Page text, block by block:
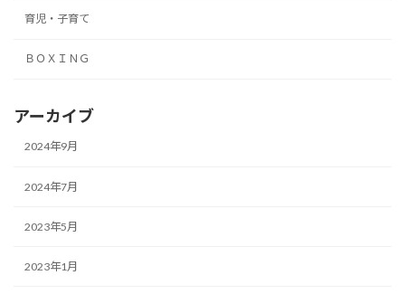
育児・子育て
ＢＯＸＩＮＧ
アーカイブ
2024年9月
2024年7月
2023年5月
2023年1月